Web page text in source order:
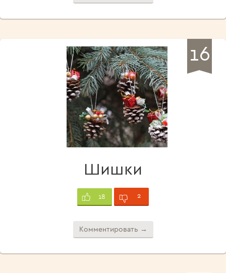
16
Шишки
18 2
Комментировать →